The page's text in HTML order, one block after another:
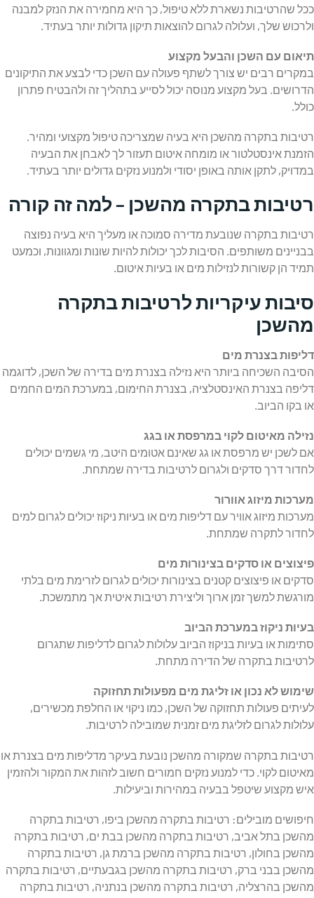
ככל שהרטיבות נשארת ללא טיפול, כך היא מחמירה את הנזק למבנה
ולרכוש שלך, ועלולה לגרום להוצאות תיקון גדולות יותר בעתיד.
תיאום עם השכן והבעל מקצוע
במקרים רבים יש צורך לשתף פעולה עם השכן כדי לבצע את התיקונים
הדרושים. בעל מקצוע מנוסה יכול לסייע בתהליך זה ולהבטיח פתרון
כולל.
רטיבות בתקרה מהשכן היא בעיה שמצריכה טיפול מקצועי ומהיר.
הזמנת אינסטלטור או מומחה איטום תעזור לך לאבחן את הבעיה
במדויק, לתקן אותה באופן יסודי ולמנוע נזקים גדולים יותר בעתיד.
רטיבות בתקרה מהשכן – למה זה קורה
רטיבות בתקרה שנובעת מדירה סמוכה או מעליך היא בעיה נפוצה
בבניינים משותפים. הסיבות לכך יכולות להיות שונות ומגוונות, וכמעט
תמיד הן קשורות לנזילות מים או בעיות איטום.
סיבות עיקריות לרטיבות בתקרה
מהשכן
דליפות בצנרת מים
הסיבה השכיחה ביותר היא נזילה בצנרת מים בדירה של השכן, לדוגמה
דליפה בצנרת האינסטלציה, בצנרת החימום, במערכת המים החמים
או בקו הביוב.
נזילה מאיטום לקוי במרפסת או בגג
אם לשכן יש מרפסת או גג שאינם אטומים היטב, מי גשמים יכולים
לחדור דרך סדקים ולגרום לרטיבות בדירה שמתחת.
מערכות מיזוג אוורור
מערכות מיזוג אוויר עם דליפות מים או בעיות ניקוז יכולים לגרום למים
לחדור לתקרה שמתחת.
פיצוצים או סדקים בצינורות מים
סדקים או פיצוצים קטנים בצינורות יכולים לגרום לזרימת מים בלתי
מורגשת למשך זמן ארוך וליצירת רטיבות איטית אך מתמשכת.
בעיות ניקוז במערכת הביוב
סתימות או בעיות בניקוז הביוב עלולות לגרום לדליפות שתגרום
לרטיבות בתקרה של הדירה מתחת.
שימוש לא נכון או זליגת מים מפעולות תחזוקה
לעיתים פעולות תחזוקה של השכן, כמו ניקוי או החלפת מכשירים,
עלולות לגרום לזליגת מים זמנית שמובילה לרטיבות.
רטיבות בתקרה שמקורה מהשכן נובעת בעיקר מדליפות מים בצנרת או
מאיטום לקוי. כדי למנוע נזקים חמורים חשוב לזהות את המקור ולהזמין
איש מקצוע שיטפל בבעיה במהירות וביעילות.
חיפושים מובילים: רטיבות בתקרה מהשכן ביפו, רטיבות בתקרה
מהשכן בתל אביב, רטיבות בתקרה מהשכן בבת ים, רטיבות בתקרה
מהשכן בחולון, רטיבות בתקרה מהשכן ברמת גן, רטיבות בתקרה
מהשכן בבני ברק, רטיבות בתקרה מהשכן בגבעתיים, רטיבות בתקרה
מהשכן בהרצליה, רטיבות בתקרה מהשכן בנתניה, רטיבות בתקרה